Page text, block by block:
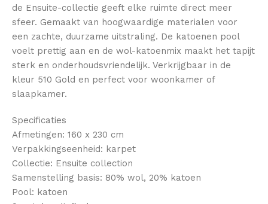
de Ensuite-collectie geeft elke ruimte direct meer
sfeer. Gemaakt van hoogwaardige materialen voor
een zachte, duurzame uitstraling. De katoenen pool
voelt prettig aan en de wol-katoenmix maakt het tapijt
sterk en onderhoudsvriendelijk. Verkrijgbaar in de
kleur 510 Gold en perfect voor woonkamer of
slaapkamer.
Specificaties
Afmetingen: 160 x 230 cm
Verpakkingseenheid: karpet
Collectie: Ensuite collection
Samenstelling basis: 80% wol, 20% katoen
Pool: katoen